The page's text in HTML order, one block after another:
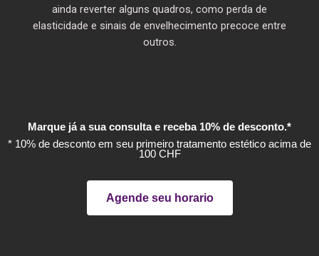
ainda reverter alguns quadros, como perda de
elasticidade e sinais de envelhecimento precoce entre
outros.
Marque já a sua consulta e receba 10% de desconto.*
* 10% de desconto em seu primeiro tratamento estético acima de
100 CHF
Agende seu horario